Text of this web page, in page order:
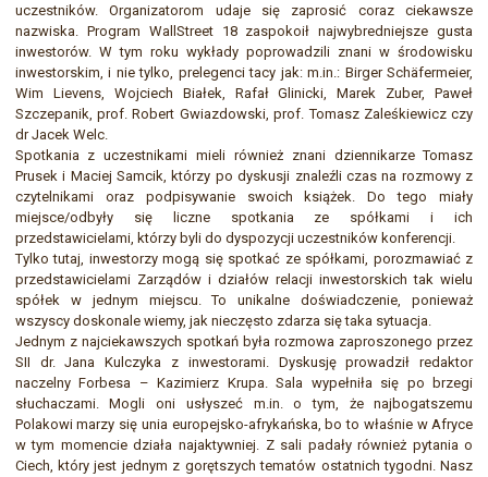
uczestników. Organizatorom udaje się zaprosić coraz ciekawsze
nazwiska. Program WallStreet 18 zaspokoił najwybredniejsze gusta
inwestorów. W tym roku wykłady poprowadzili znani w środowisku
inwestorskim, i nie tylko, prelegenci tacy jak: m.in.: Birger Schäfermeier,
Wim Lievens, Wojciech Białek, Rafał Glinicki, Marek Zuber, Paweł
Szczepanik, prof. Robert Gwiazdowski, prof. Tomasz Zaleśkiewicz czy
dr Jacek Welc.
Spotkania z uczestnikami mieli również znani dziennikarze Tomasz
Prusek i Maciej Samcik, którzy po dyskusji znaleźli czas na rozmowy z
czytelnikami oraz podpisywanie swoich książek. Do tego miały
miejsce/odbyły się liczne spotkania ze spółkami i ich
przedstawicielami, którzy byli do dyspozycji uczestników konferencji.
Tylko tutaj, inwestorzy mogą się spotkać ze spółkami, porozmawiać z
przedstawicielami Zarządów i działów relacji inwestorskich tak wielu
spółek w jednym miejscu. To unikalne doświadczenie, ponieważ
wszyscy doskonale wiemy, jak nieczęsto zdarza się taka sytuacja.
Jednym z najciekawszych spotkań była rozmowa zaproszonego przez
SII dr. Jana Kulczyka z inwestorami. Dyskusję prowadził redaktor
naczelny Forbesa – Kazimierz Krupa. Sala wypełniła się po brzegi
słuchaczami. Mogli oni usłyszeć m.in. o tym, że najbogatszemu
Polakowi marzy się unia europejsko-afrykańska, bo to właśnie w Afryce
w tym momencie działa najaktywniej. Z sali padały również pytania o
Ciech, który jest jednym z gorętszych tematów ostatnich tygodni. Nasz